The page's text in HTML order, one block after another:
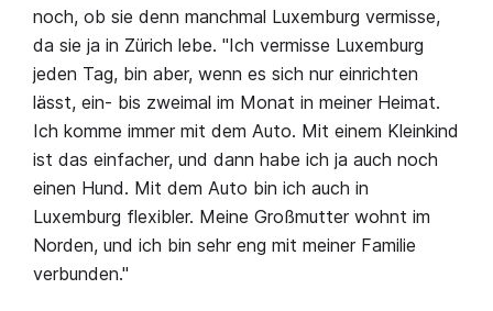
noch, ob sie denn manchmal Luxemburg vermisse,
da sie ja in Zürich lebe. "Ich vermisse Luxemburg
jeden Tag, bin aber, wenn es sich nur einrichten
lässt, ein- bis zweimal im Monat in meiner Heimat.
Ich komme immer mit dem Auto. Mit einem Kleinkind
ist das einfacher, und dann habe ich ja auch noch
einen Hund. Mit dem Auto bin ich auch in
Luxemburg flexibler. Meine Großmutter wohnt im
Norden, und ich bin sehr eng mit meiner Familie
verbunden."